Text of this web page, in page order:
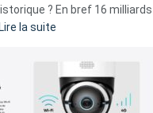
9
amis
? En bref 16 milliards
Lire la suite
record
La